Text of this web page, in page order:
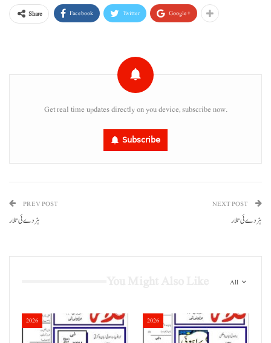
Share Facebook Twitter Google+
Get real time updates directly on you device, subscribe now.
Subscribe
PREV POST
ہڑدے ئی تلار
NEXT POST
ہڑدے ئی تلار
All
2026 2026